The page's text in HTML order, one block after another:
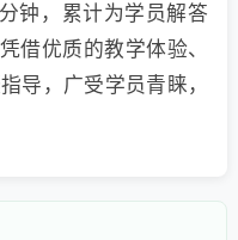
钟，累计为学员解答
借优质的教学体验、
导，广受学员青睐，